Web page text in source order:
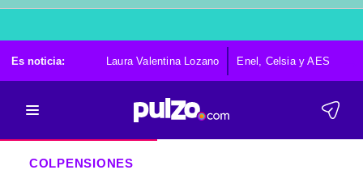
Es noticia: Laura Valentina Lozano Enel, Celsia y AES
COLPENSIONES